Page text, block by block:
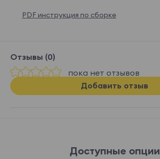
PDF инструкция по сборке
Отзывы (0)
пока нет отзывов
Добавить отзыв
Доступные опции